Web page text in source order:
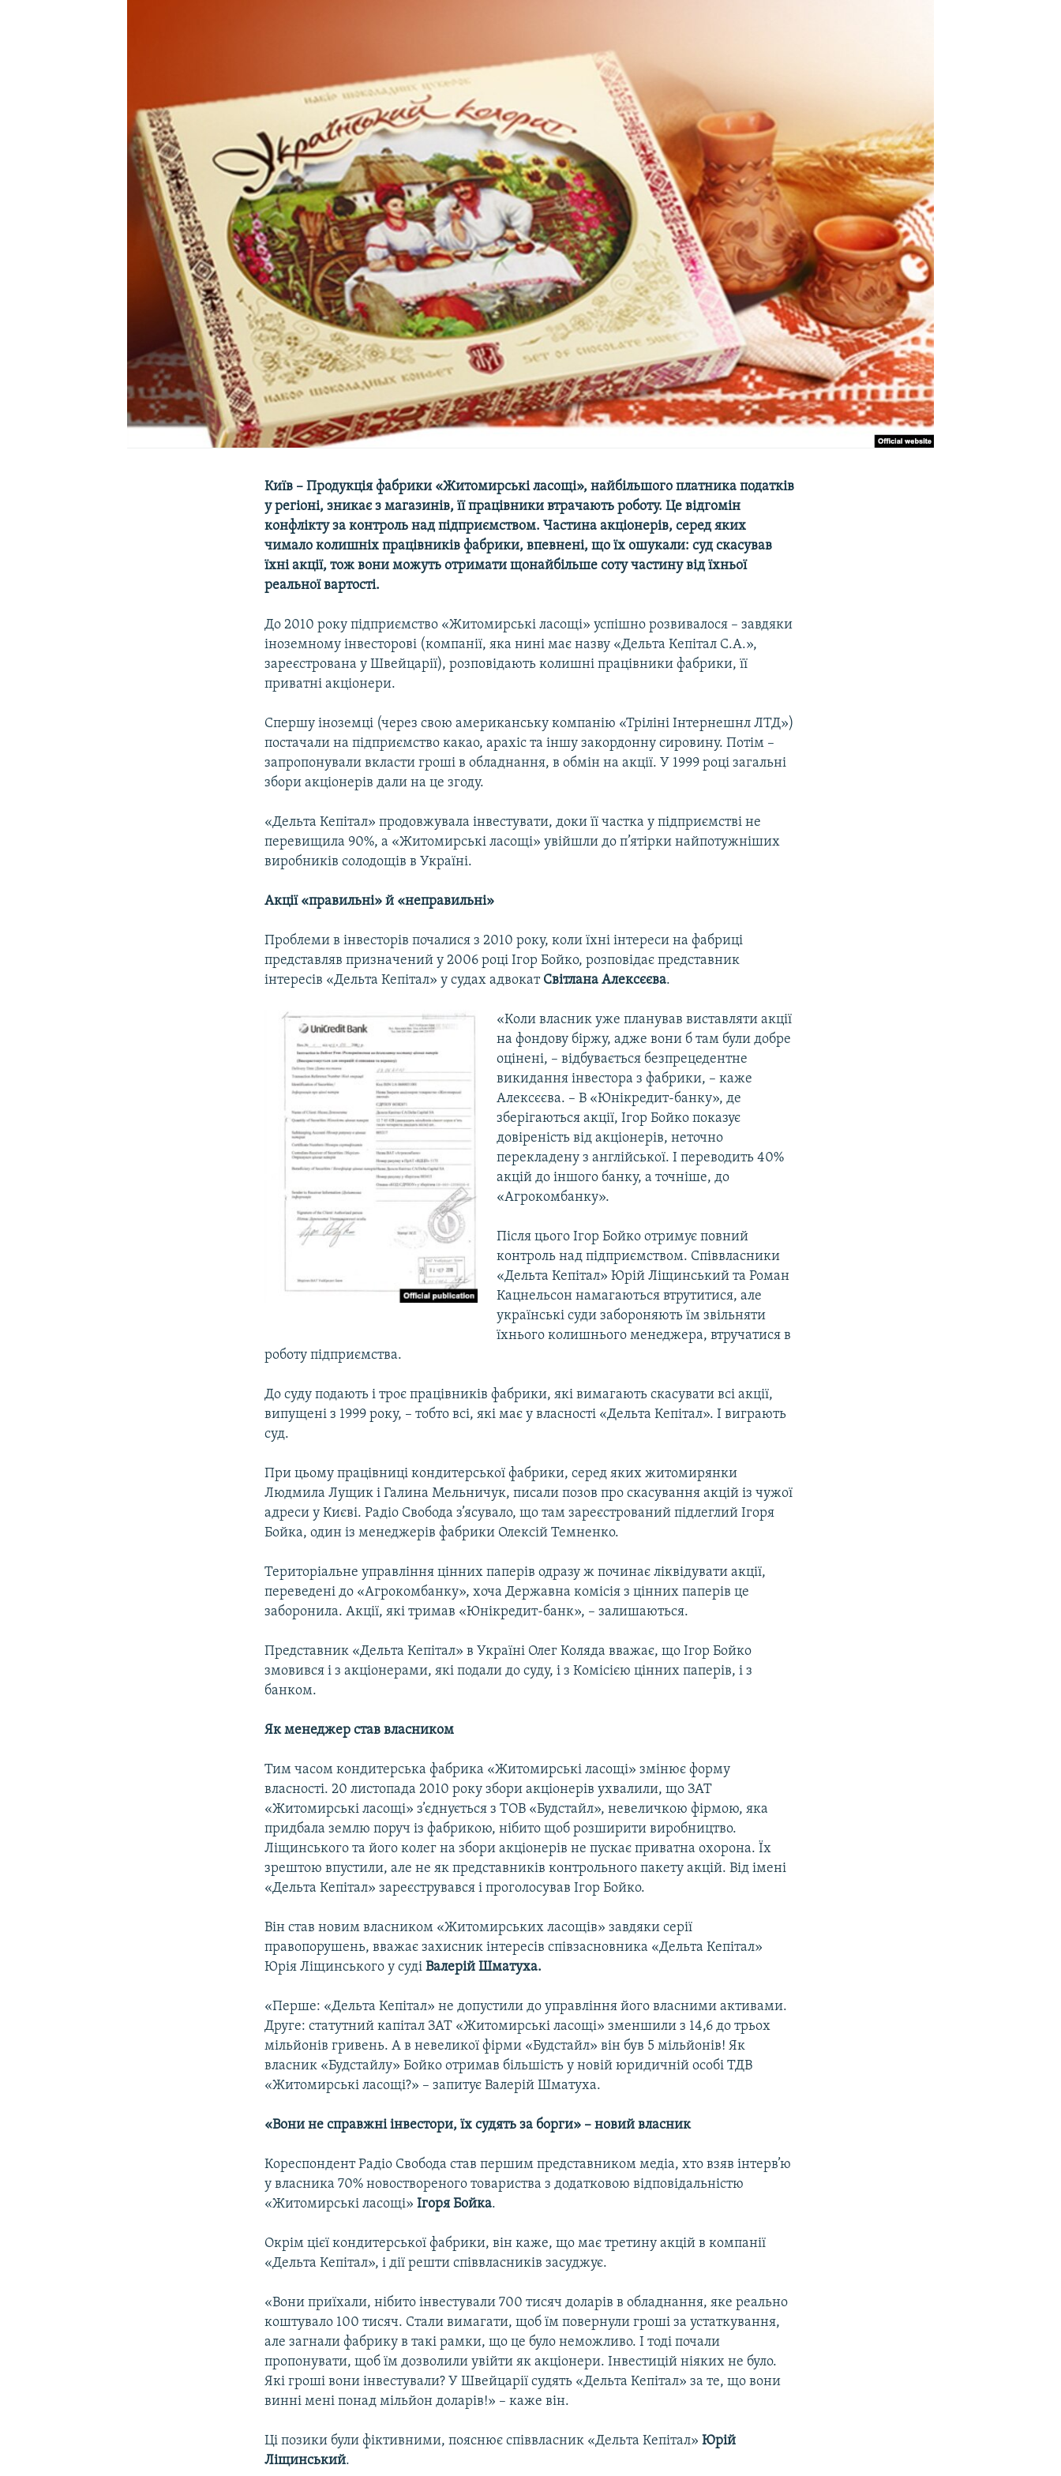
Київ – Продукція фабрики «Житомирські ласощі», найбільшого платника податків
у регіоні, зникає з магазинів, її працівники втрачають роботу. Це відгомін
конфлікту за контроль над підприємством. Частина акціонерів, серед яких
чимало колишніх працівників фабрики, впевнені, що їх ошукали: суд скасував
їхні акції, тож вони можуть отримати щонайбільше соту частину від їхньої
реальної вартості.
До 2010 року підприємство «Житомирські ласощі» успішно розвивалося – завдяки
іноземному інвесторові (компанії, яка нині має назву «Дельта Кепітал С.А.»,
зареєстрована у Швейцарії), розповідають колишні працівники фабрики, її
приватні акціонери.
Спершу іноземці (через свою американську компанію «Тріліні Інтернешнл ЛТД»)
постачали на підприємство какао, арахіс та іншу закордонну сировину. Потім –
запропонували вкласти гроші в обладнання, в обмін на акції. У 1999 році загальні
збори акціонерів дали на це згоду.
«Дельта Кепітал» продовжувала інвестувати, доки її частка у підприємстві не
перевищила 90%, а «Житомирські ласощі» увійшли до п’ятірки найпотужніших
виробників солодощів в Україні.
Акції «правильні» й «неправильні»
Проблеми в інвесторів почалися з 2010 року, коли їхні інтереси на фабриці
представляв призначений у 2006 році Ігор Бойко, розповідає представник
інтересів «Дельта Кепітал» у судах адвокат Світлана Алексєєва.
«Коли власник уже планував виставляти акції
на фондову біржу, адже вони б там були добре
оцінені, – відбувається безпрецедентне
викидання інвестора з фабрики, – каже
Алексєєва. – В «Юнікредит-банку», де
зберігаються акції, Ігор Бойко показує
довіреність від акціонерів, неточно
перекладену з англійської. І переводить 40%
акцій до іншого банку, а точніше, до
«Агрокомбанку».
Після цього Ігор Бойко отримує повний
контроль над підприємством. Співвласники
«Дельта Кепітал» Юрій Ліщинський та Роман
Кацнельсон намагаються втрутитися, але
українські суди забороняють їм звільняти
їхнього колишнього менеджера, втручатися в
роботу підприємства.
До суду подають і троє працівників фабрики, які вимагають скасувати всі акції,
випущені з 1999 року, – тобто всі, які має у власності «Дельта Кепітал». І виграють
суд.
При цьому працівниці кондитерської фабрики, серед яких житомирянки
Людмила Лущик і Галина Мельничук, писали позов про скасування акцій із чужої
адреси у Києві. Радіо Свобода з’ясувало, що там зареєстрований підлеглий Ігоря
Бойка, один із менеджерів фабрики Олексій Темненко.
Територіальне управління цінних паперів одразу ж починає ліквідувати акції,
переведені до «Агрокомбанку», хоча Державна комісія з цінних паперів це
заборонила. Акції, які тримав «Юнікредит-банк», – залишаються.
Представник «Дельта Кепітал» в Україні Олег Коляда вважає, що Ігор Бойко
змовився і з акціонерами, які подали до суду, і з Комісією цінних паперів, і з
банком.
Як менеджер став власником
Тим часом кондитерська фабрика «Житомирські ласощі» змінює форму
власності. 20 листопада 2010 року збори акціонерів ухвалили, що ЗАТ
«Житомирські ласощі» з’єднується з ТОВ «Будстайл», невеличкою фірмою, яка
придбала землю поруч із фабрикою, нібито щоб розширити виробництво.
Ліщинського та його колег на збори акціонерів не пускає приватна охорона. Їх
зрештою впустили, але не як представників контрольного пакету акцій. Від імені
«Дельта Кепітал» зареєструвався і проголосував Ігор Бойко.
Він став новим власником «Житомирських ласощів» завдяки серії
правопорушень, вважає захисник інтересів співзасновника «Дельта Кепітал»
Юрія Ліщинського у судіВалерій Шматуха.
«Перше: «Дельта Кепітал» не допустили до управління його власними активами.
Друге: статутний капітал ЗАТ «Житомирські ласощі» зменшили з 14,6 до трьох
мільйонів гривень. А в невеликої фірми «Будстайл» він був 5 мільйонів! Як
власник «Будстайлу» Бойко отримав більшість у новій юридичній особі ТДВ
«Житомирські ласощі?» – запитує Валерій Шматуха.
«Вони не справжні інвестори, їх судять за борги» – новий власник
Кореспондент Радіо Свобода став першим представником медіа, хто взяв інтерв’ю
у власника 70% новоствореного товариства з додатковою відповідальністю
«Житомирські ласощі»Ігоря Бойка.
Окрім цієї кондитерської фабрики, він каже, що має третину акцій в компанії
«Дельта Кепітал», і дії решти співвласників засуджує.
«Вони приїхали, нібито інвестували 700 тисяч доларів в обладнання, яке реально
коштувало 100 тисяч. Стали вимагати, щоб їм повернули гроші за устаткування,
але загнали фабрику в такі рамки, що це було неможливо. І тоді почали
пропонувати, щоб їм дозволили увійти як акціонери. Інвестицій ніяких не було.
Які гроші вони інвестували? У Швейцарії судять «Дельта Кепітал» за те, що вони
винні мені понад мільйон доларів!» – каже він.
Ці позики були фіктивними, пояснює співвласник «Дельта Кепітал»Юрій
Ліщинський.